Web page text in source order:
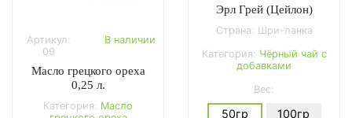
Артикул:
09
В наличии
Масло грецкого ореха
0,25 л.
Категория: Масло
Эрл Грей (Цейлон)
Страна: Шри-ланка
Категория: Чёрный чай с
добавками
Вес:
50гр
100гр